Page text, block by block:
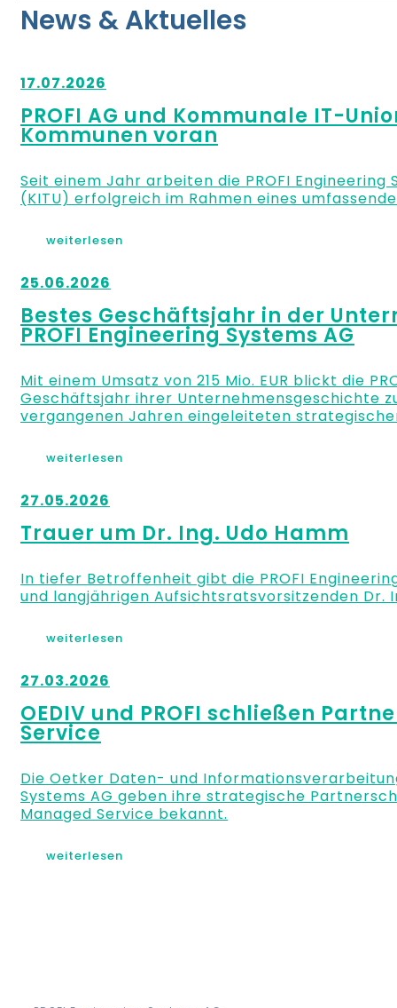
News & Aktuelles
17.07.2026
PROFI AG und Kommunale IT-
Kommunen voran
Seit einem Jahr arbeiten die PROFI Engineering
(KITU) erfolgreich im Rahmen eines
weiterlesen
25.06.2026
Bestes Geschäftsjahr in der
PROFI Engineering Systems AG
Mit einem Umsatz von 215 Mio. EUR blickt die
Geschäftsjahr ihrer Unternehmensgeschichte
vergangenen Jahren eingeleiteten
weiterlesen
27.05.2026
Trauer um Dr. Ing. Udo Hamm
In tiefer Betroffenheit gibt die PROFI
und langjährigen Aufsichtsratsvorsitzenden Dr.
weiterlesen
27.03.2026
OEDIV und PROFI schließen
Service
Die Oetker Daten- und
Systems AG geben ihre strategische
Managed Service bekannt.
weiterlesen